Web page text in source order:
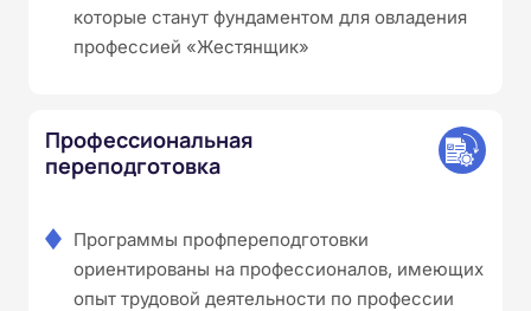
которые станут фундаментом для овладения
профессией «Жестянщик»
Профессиональная
переподготовка
Программы профпереподготовки
ориентированы на профессионалов, имеющих
опыт трудовой деятельности по профессии